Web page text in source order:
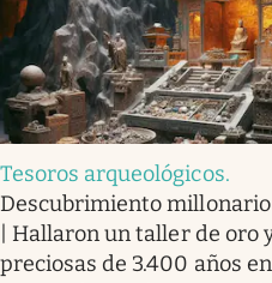
Tesoros arqueológicos.
Descubrimiento
| Hallaron un taller de oro
preciosas de 3.400 años